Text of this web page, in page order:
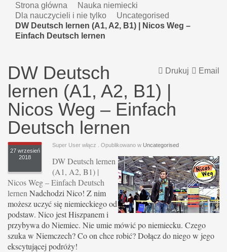
Strona główna
Nauka niemiecki
Dla nauczycieli i nie tylko
Uncategorised
DW Deutsch lernen (A1, A2, B1) | Nicos Weg –
Einfach Deutsch lernen
Email
Drukuj
DW Deutsch
lernen (A1, A2, B1) |
Nicos Weg – Einfach
Deutsch lernen
Super User włącz
27 wrzesień
2018
. Opublikowano w Uncategorised
DW Deutsch lernen
(A1, A2, B1) |
Nicos Weg – Einfach Deutsch
lernen Nadchodzi Nico! Z nim
możesz uczyć się niemieckiego od
podstaw. Nico jest Hiszpanem i
przybywa do Niemiec. Nie umie mówić po niemiecku. Czego
szuka w Niemczech? Co on chce robić? Dołącz do niego w jego
ekscytującej podróży!